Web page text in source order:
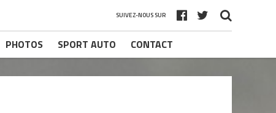
SUIVEZ-NOUS SUR
PHOTOS SPORT AUTO CONTACT